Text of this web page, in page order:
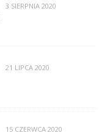
3 SIERPNIA 2020
21 LIPCA 2020
15 CZERWCA 2020